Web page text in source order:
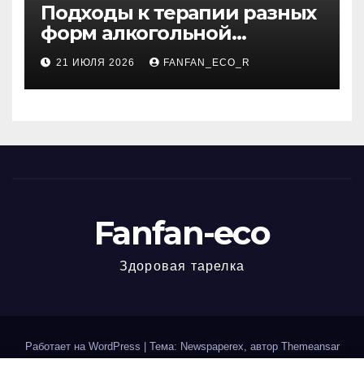
Подходы к терапии разных
форм алкогольной
зависимости: пивная,
виннная, хроническая,
мужская и женская
21 ИЮЛЯ 2026 FANFAN_ECO_R
Fanfan-eco
Здоровая тарелка
Работает на WordPress Тема: Newspaperex, автор Themeansar